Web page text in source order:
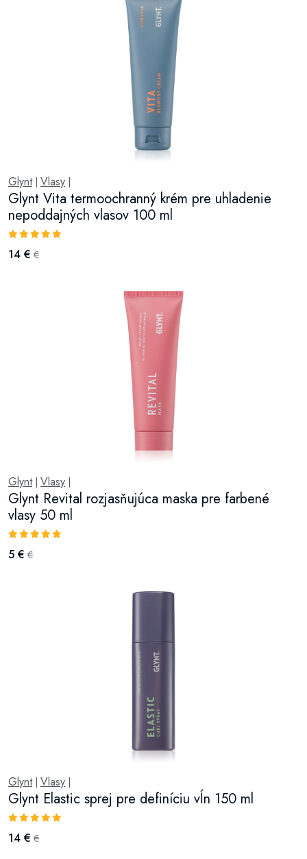
Glynt| Vlasy
Glynt Vita termoochranný krém pre uhladenie
nepoddajných vlasov 100 ml
14 € €
Glynt| Vlasy
Glynt Revital rozjasňujúca maska pre farbené
vlasy 50 ml
5 € €
Glynt| Vlasy
Glynt Elastic sprej pre definíciu vĺn 150 ml
14 € €